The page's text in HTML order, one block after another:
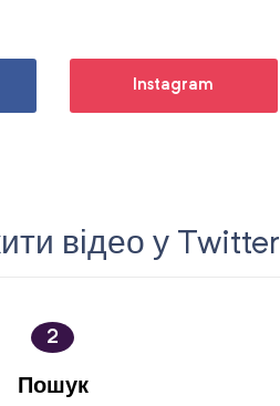
Instagram
відео у
2
Пошук